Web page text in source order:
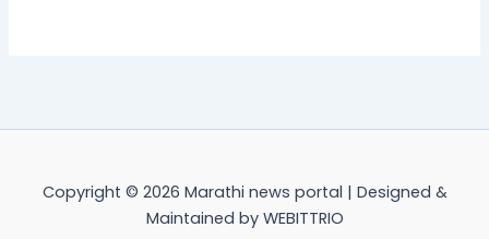
Copyright © 2026 Marathi news portal | Designed &
Maintained by WEBITTRIO